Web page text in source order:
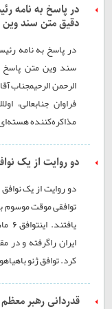
در پاسخ به نامه
دقیق متن سند وین
در پاسخ به نامه
سند وین متن پاسخ
الرحمن الرحیمجناب
فراوان جنابعالی،
مذاکره‌کننده‌
دو روایت از یک نوافق با 180
توافقی موقت موسوم
ایران راگرفته و در
کرد. توافق ژنو
قدردانی رهبر